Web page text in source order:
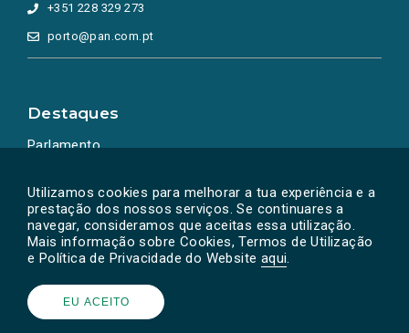
Utilizamos cookies para melhorar a tua experiência e a
prestação dos nossos serviços. Se continuares a
navegar, consideramos que aceitas essa utilização.
Mais informação sobre Cookies, Termos de Utilização
e Política de Privacidade do Website aqui.
EU ACEITO
+351 228 329 273
porto@pan.com.pt
Destaques
Parlamento
Powered by © PAN 2026